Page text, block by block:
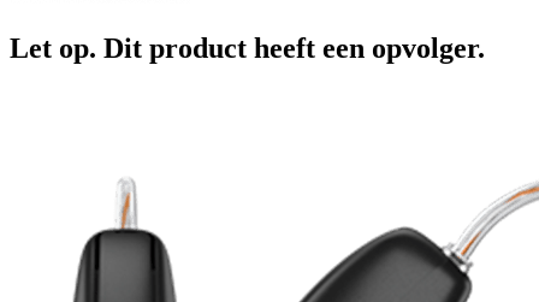
Let op. Dit product heeft een opvolger.